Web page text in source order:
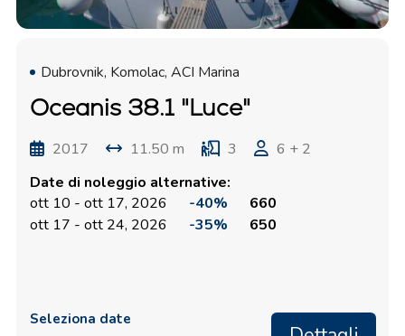
Dubrovnik, Komolac, ACI Marina
Oceanis 38.1 "Luce"
2017 11.50 m 3
6 + 2
Date di noleggio alternative:
ott 10 - ott 17, 2026
-40%
660
ott 17 - ott 24, 2026
-35% 650
Seleziona date